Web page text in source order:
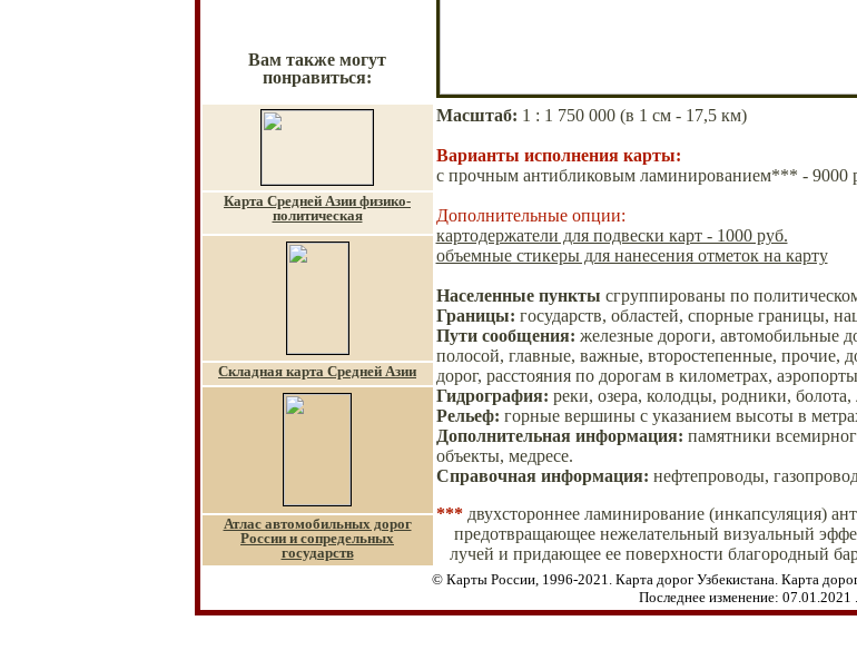
Вам также могут
понравиться:
Масштаб: 1 : 1 750 000 (в 1 см - 17,5 км)
Варианты исполнения карты:
с прочным антибликовым ламинированием*** - 9000
Дополнительные опции:
картодержатели для подвески карт - 1000 руб.
объемные стикеры для нанесения отметок на карту
Населенные пункты сгруппированы по
Границы: государств, областей, спорные границы,
Пути сообщения: железные дороги, автомобильные
полосой, главные, важные, второстепенные, прочие,
дорог, расстояния по дорогам в километрах,
Гидрография: реки, озера, колодцы, родники, болота,
Рельеф: горные вершины с указанием высоты в
Дополнительная информация: памятники
объекты, медресе.
Справочная информация: нефтепроводы,
*** двухстороннее ламинирование (инкапсуляция)
предотвращающее нежелательный визуальный
лучей и придающее ее поверхности благородный
Карта Средней Азии физико-
политическая
Складная карта Средней Азии
Атлас автомобильных дорог
России и сопредельных
государств
© Карты России, 1996-2021. Карта дорог Узбекистана. Карта
Последнее изменение: 07.01.2021 .